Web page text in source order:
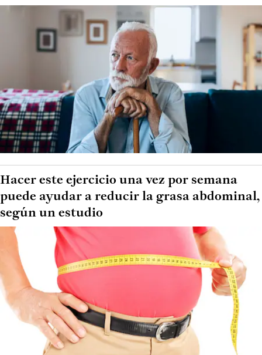
Hacer este ejercicio una vez por semana
puede ayudar a reducir la grasa abdominal,
según un estudio